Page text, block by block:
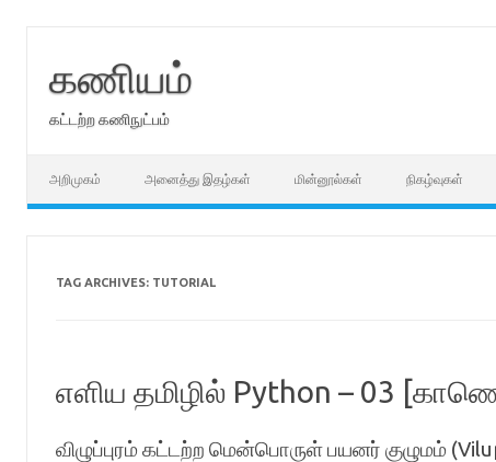
கணியம்
கட்டற்ற கணிநுட்பம்
அறிமுகம் அனைத்து இதழ்கள் மின்னூல்கள் நிகழ்வுகள்
TAG ARCHIVES: TUTORIAL
எளிய தமிழில் Python – 03
விழுப்புரம் கட்டற்ற மென்பொருள் பயனர் குழுமம்